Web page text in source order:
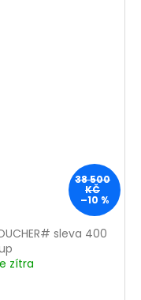
38 500
KČ
–10 %
sleva 400
zítra